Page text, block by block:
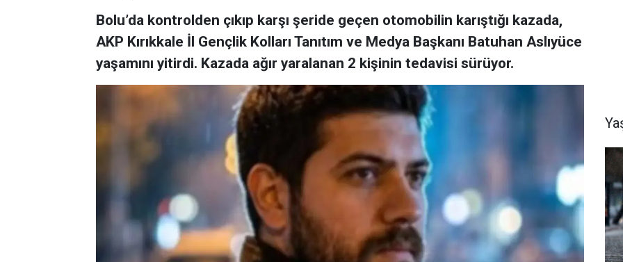
Bolu’da kontrolden çıkıp karşı şeride geçen otomobilin karıştığı kazada,
AKP Kırıkkale İl Gençlik Kolları Tanıtım ve Medya Başkanı Batuhan Aslıyüce
yaşamını yitirdi. Kazada ağır yaralanan 2 kişinin tedavisi sürüyor.